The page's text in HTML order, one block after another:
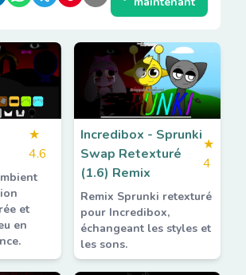
★
4.6
et
en
Incredibox - Sprunki
Swap Retexturé
(1.6) Remix
★
4
Remix Sprunki retexturé
pour Incredibox,
échangeant les styles et
les sons.